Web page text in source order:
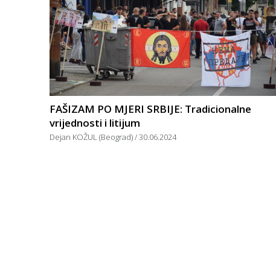
FAŠIZAM PO MJERI SRBIJE: Tradicionalne
vrijednosti i litijum
Dejan KOŽUL (Beograd) 30.06.2024